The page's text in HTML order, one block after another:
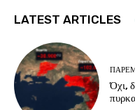
LATEST ARTICLES
Όχι,